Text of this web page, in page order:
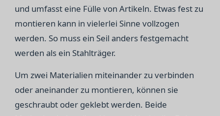
und umfasst eine Fülle von Artikeln. Etwas fest zu
montieren kann in vielerlei Sinne vollzogen
werden. So muss ein Seil anders festgemacht
werden als ein Stahlträger.
Um zwei Materialien miteinander zu verbinden
oder aneinander zu montieren, können sie
geschraubt oder geklebt werden. Beide